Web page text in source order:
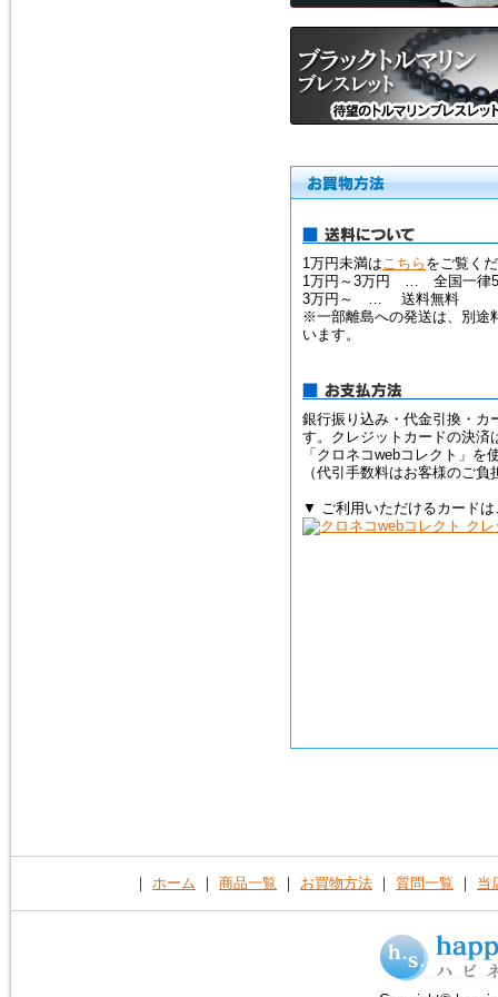
1万円未満はこちら をご覧く
1万円～3万円 … 全国一律
3万円～ … 送料無料
※一部離島への発送は、別途
います。
銀行振り込み・代金引換・カ
す。クレジットカードの決済
「クロネコwebコレクト」を
（代引手数料はお客様のご負
▼ ご利用いただけるカードは
｜ ホーム ｜ 商品一覧 ｜ お買物方法 ｜ 質問一覧 ｜ 当